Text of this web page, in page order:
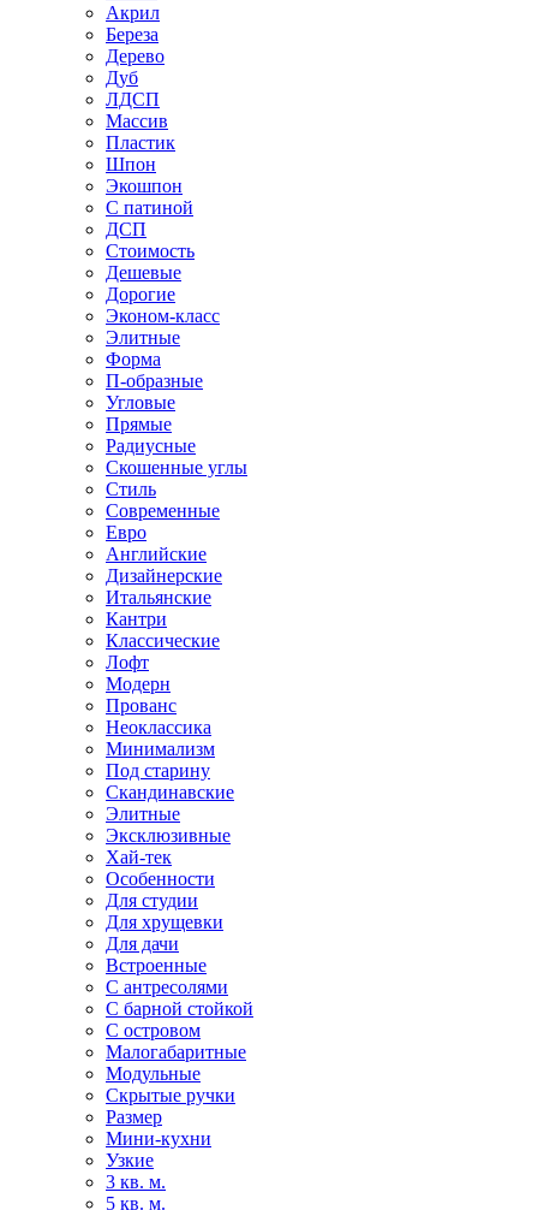
Акрил
Береза
Дерево
Дуб
ЛДСП
Массив
Пластик
Шпон
Экошпон
С патиной
ДСП
Стоимость
Дешевые
Дорогие
Эконом-класс
Элитные
Форма
П-образные
Угловые
Прямые
Радиусные
Скошенные углы
Стиль
Современные
Евро
Английские
Дизайнерские
Итальянские
Кантри
Классические
Лофт
Модерн
Прованс
Неоклассика
Минимализм
Под старину
Скандинавские
Элитные
Эксклюзивные
Хай-тек
Особенности
Для студии
Для хрущевки
Для дачи
Встроенные
С антресолями
С барной стойкой
С островом
Малогабаритные
Модульные
Скрытые ручки
Размер
Мини-кухни
Узкие
3 кв. м.
5 кв. м.